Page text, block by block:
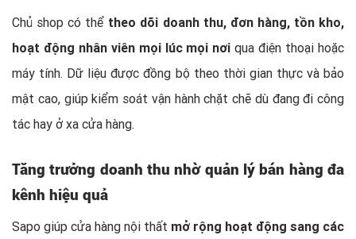
Chủ shop có thể theo dõi doanh thu, đơn hàng, tồn kho,
hoạt động nhân viên mọi lúc mọi nơi qua điện thoại hoặc
máy tính. Dữ liệu được đồng bộ theo thời gian thực và bảo
mật cao, giúp kiểm soát vận hành chặt chẽ dù đang đi công
tác hay ở xa cửa hàng.
Tăng trưởng doanh thu nhờ quản lý bán hàng đa
kênh hiệu quả
Sapo giúp cửa hàng nội thất mở rộng hoạt động sang các